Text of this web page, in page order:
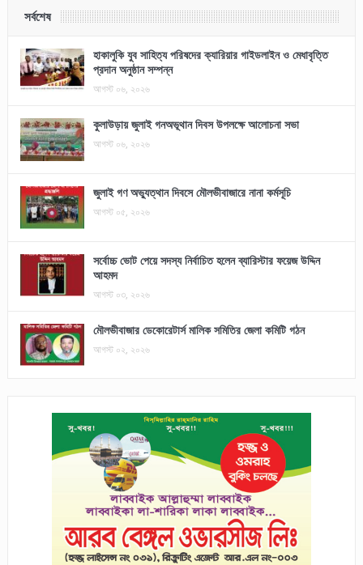
সর্বশেষ
হাকালুকি যুব সাহিত্য পরিষদের ক্যারিয়ার গাইডলাইন ও মেধাবৃত্তি
প্রদান অনুষ্ঠান সম্পন্ন
আগস্ট ০৬, ২০২৬
কুলাউড়ায় জুলাই গনঅভূথান দিবস উপলক্ষে আলোচনা সভা
আগস্ট ০৬, ২০২৬
জুলাই গণ অভ্যুত্থান দিবসে মৌলভীবাজারে নানা কর্মসূচি
আগস্ট ০৫, ২০২৬
সর্বোচ্চ ভোট পেয়ে সদস্য নির্বাচিত হলেন ব্যারিস্টার ফয়েজ উদ্দিন
আহমদ
আগস্ট ০৩, ২০২৬
মৌলভীবাজার ডেকোরেটার্স মালিক সমিতির জেলা কমিটি গঠন
আগস্ট ০২, ২০২৬